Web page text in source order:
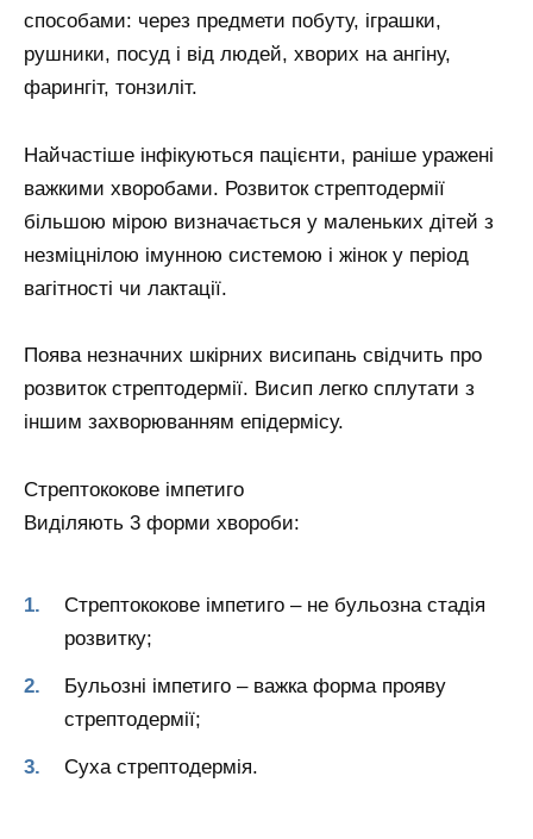
способами: через предмети побуту, іграшки,
рушники, посуд і від людей, хворих на ангіну,
фарингіт, тонзиліт.
Найчастіше інфікуються пацієнти, раніше уражені
важкими хворобами. Розвиток стрептодермії
більшою мірою визначається у маленьких дітей з
незміцнілою імунною системою і жінок у період
вагітності чи лактації.
Поява незначних шкірних висипань свідчить про
розвиток стрептодермії. Висип легко сплутати з
іншим захворюванням епідермісу.
Стрептококове імпетиго
Виділяють 3 форми хвороби:
Стрептококове імпетиго – не бульозна стадія
розвитку;
Бульозні імпетиго – важка форма прояву
стрептодермії;
Суха стрептодермія.